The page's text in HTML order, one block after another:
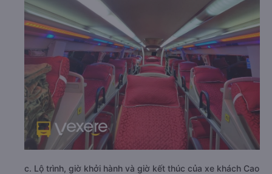
c. Lộ trình, giờ khởi hành và giờ kết thúc của xe khách Cao